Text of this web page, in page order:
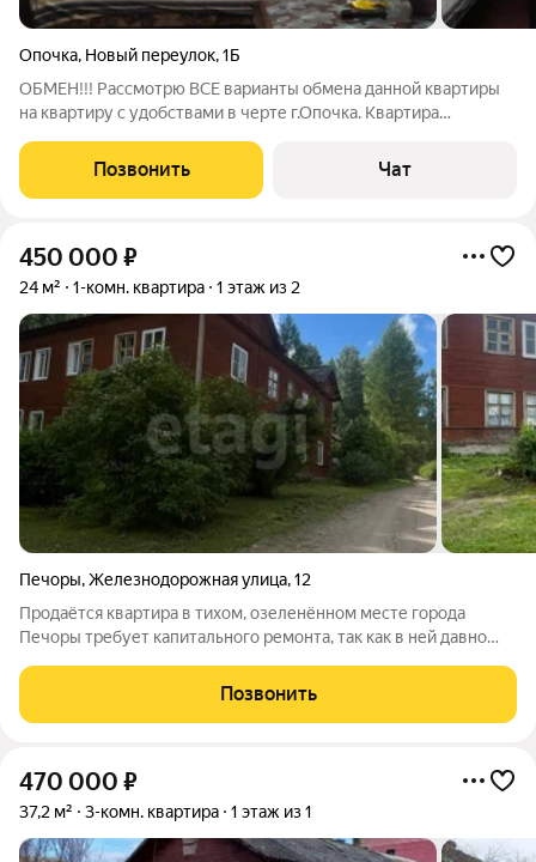
Опочка, Новый переулок,1Б
ОБМЕН!!! Рассмотрю ВСЕ варианты обмена данной квартиры
на квартиру с удобствами в черте г.Опочка. Квартира
двухэтажного дома, с частичными удобствами: вода введена в
дом, установлен бойлер, туалет в
Позвонить Чат
450 000 ₽
24 м² 1-комн. квартира 1 этаж из 2
Печоры,Железнодорожная улица,12
Продаётся квартира в тихом, озеленённом месте города
Печоры требует капитального ремонта, так как в ней давно
дома, что делает её отличным вариантом для пожилых людей.
Отопление печное, в
Позвонить
470 000 ₽
37,2 м² 3-комн. квартира 1 этаж из 1